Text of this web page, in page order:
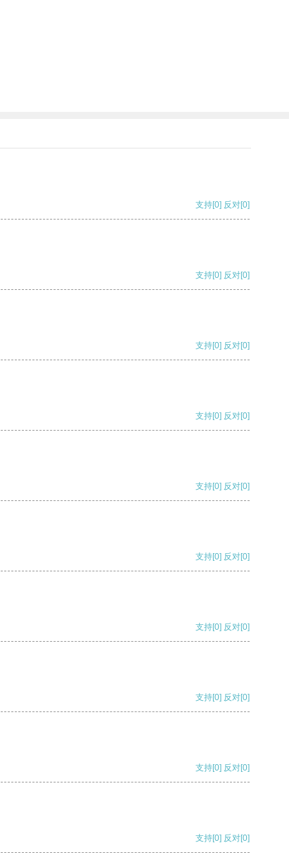
支持[0] 反对[0]
支持[0] 反对[0]
支持[0] 反对[0]
支持[0] 反对[0]
支持[0] 反对[0]
支持[0] 反对[0]
支持[0] 反对[0]
支持[0] 反对[0]
支持[0] 反对[0]
支持[0] 反对[0]